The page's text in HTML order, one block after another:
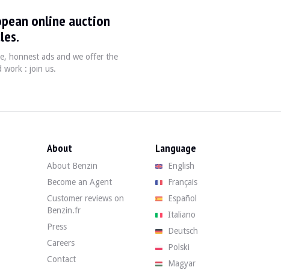
en 2014 et a rapidement gagné une place de choix parmi les
il est important de vérifier l'historique d'entretien et les éventuels signes
your used Jeep Renegade on Benzin at the best price by buying
online auction
honnest ads and we offer the
work : join us.
About
About Benzin
Become an Agent
Customer reviews on
Benzin.fr
Press
Careers
Contact
Language
English
Français
Español
Italiano
Deutsch
Polski
Magyar